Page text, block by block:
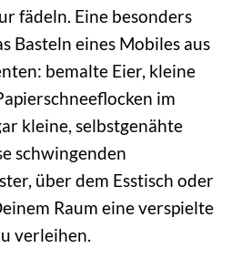
fädeln. Eine besonders
Basteln eines Mobiles aus
bemalte Eier, kleine
im
kleine, selbstgenähte
schwingenden
über dem Esstisch oder
Raum eine verspielte
verleihen.